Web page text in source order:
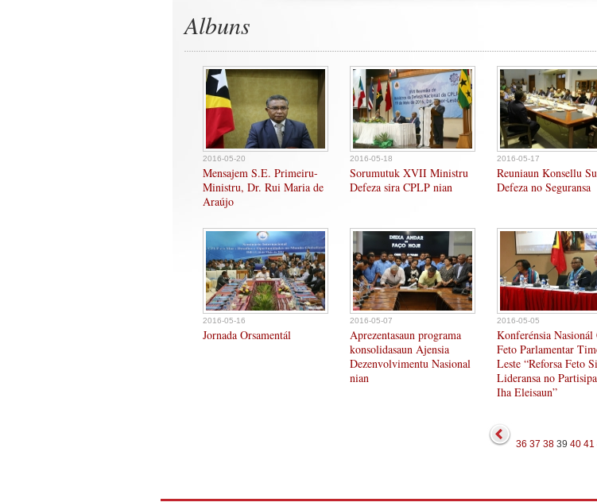
Albuns
2016-05-20
Mensajem S.E. Primeiru-
Ministru, Dr. Rui Maria de
Araújo
2016-05-18
Sorumutuk XVII Ministru
Defeza sira CPLP nian
2016-05-17
Reuniaun Konsellu
Defeza no Seguransa
2016-05-16
Jornada Orsamentál
2016-05-07
Aprezentasaun programa
konsolidasaun Ajensia
Dezenvolvimentu Nasional
nian
2016-05-05
Konferénsia Nasionál
Feto Parlamentar
Leste “Reforsa Feto
Lideransa no
Iha Eleisaun”
36 37 38 39 40 41